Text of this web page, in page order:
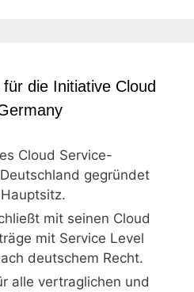
die Initiative Cloud
Cloud Service-
gegründet
mit seinen Cloud
mit Service Level
deutschem Recht.
alle vertraglichen und